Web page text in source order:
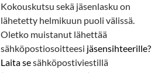
Kokouskutsu sekä jäsenlasku on
lähetetty helmikuun puoli välissä.
Oletko muistanut lähettää
sähköpostiosoitteesi jäsensihteerille?
Laita sesähköpostiviestillä